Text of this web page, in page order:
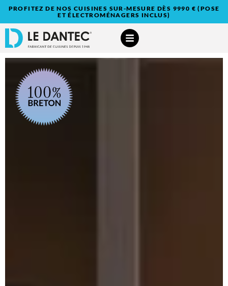
PROFITEZ DE NOS CUISINES SUR-MESURE DÈS 9990 € (POSE
ET ÉLECTROMÉNAGERS INCLUS)